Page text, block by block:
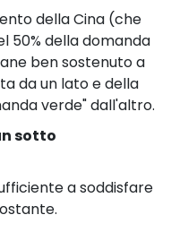
della Cina (che
50% della domanda
ben sostenuto a
da un lato e della
verde" dall'altro.
sotto
a soddisfare